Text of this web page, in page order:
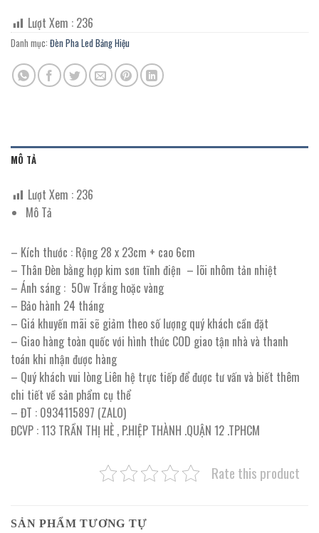
Lượt Xem : 236
Danh mục: Đèn Pha Led Bảng Hiệu
MÔ TẢ
Lượt Xem : 236
Mô Tả
– Kích thước : Rộng 28 x 23cm + cao 6cm
– Thân Đèn bằng hợp kim sơn tĩnh điện – lõi nhôm tản nhiệt
– Ánh sáng : 50w Trắng hoặc vàng
– Bảo hành 24 tháng
– Giá khuyến mãi sẽ giảm theo số lượng quý khách cần đặt
– Giao hàng toàn quốc với hình thức COD giao tận nhà và thanh
toán khi nhận được hàng
– Quý khách vui lòng Liên hệ trực tiếp để được tư vấn và biết thêm
chi tiết về sản phẩm cụ thể
– ĐT : 0934115897 (ZALO)
ĐCVP : 113 TRẦN THỊ HÈ , P.HIỆP THÀNH .QUẬN 12 .TPHCM
Rate this product
SẢN PHẨM TƯƠNG TỰ